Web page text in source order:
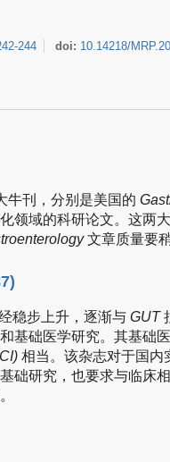
244 doi: 10.14218/
牛刊，分别是美国的
领域的科研论文。这两
文章质量要
稳步上升，逐渐与 GUT
基础医学研究。其基础
相当。该杂志对于国内
础研究，也要求与临床